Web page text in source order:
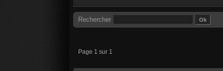
Rechercher
Page 1 sur 1